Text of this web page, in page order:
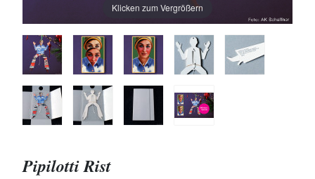
Klicken zum Vergrößern
Pipilotti Rist